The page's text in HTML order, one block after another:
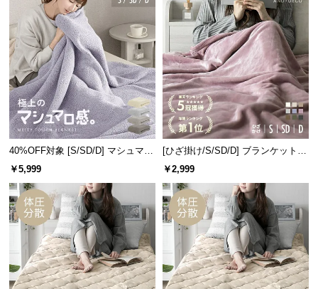
ロ
グ
企
業
情
報
40%OFF対象 [S/SD/D] マシュマロ
タッチブランケット
￥5,999
[ひざ掛け/S/SD/D] ブランケット
マイクロファイバー
￥2,999